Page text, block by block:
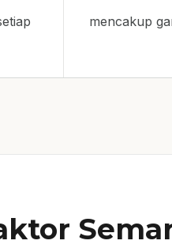
mencakup